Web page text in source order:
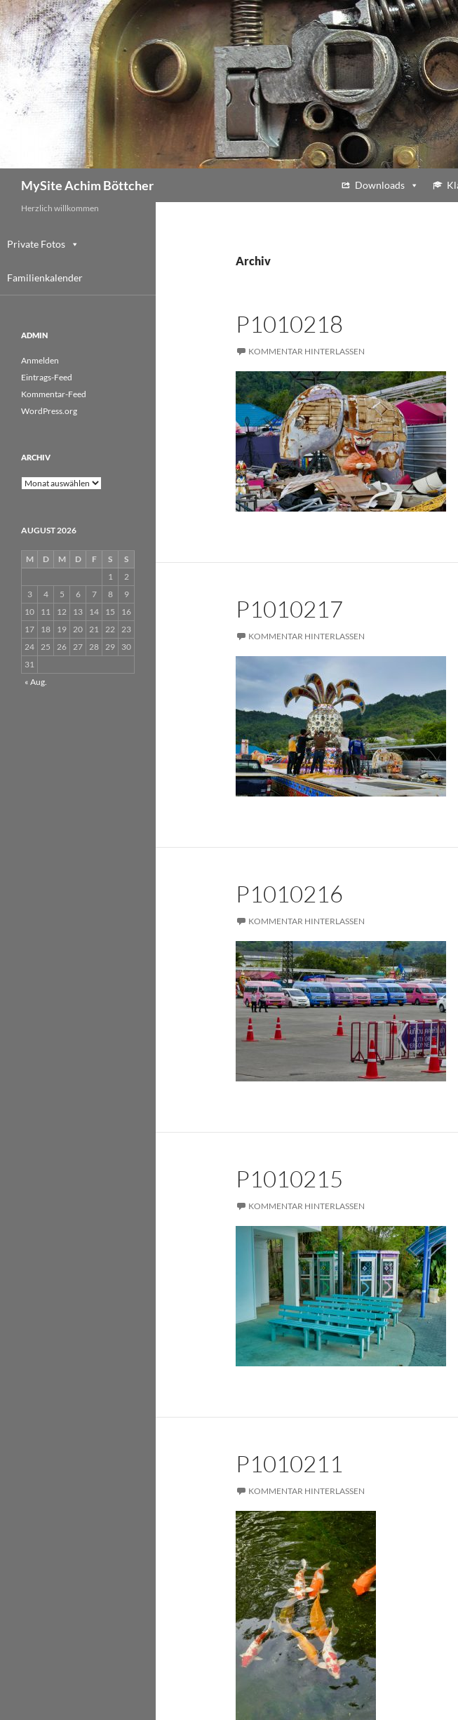
Zum
Inhalt
springen
MySite Achim Böttcher Downloads
Archiv
P1010218
KOMMENTAR HINTERLASSEN
P1010217
KOMMENTAR HINTERLASSEN
P1010216
KOMMENTAR HINTERLASSEN
P1010215
KOMMENTAR HINTERLASSEN
P1010211
KOMMENTAR HINTERLASSEN
Herzlich willkommen
Private Fotos
Familienkalender
ADMIN
Anmelden
Eintrags-Feed
Kommentar-Feed
WordPress.org
ARCHIV
Archiv
AUGUST 2026
M D M D F S
S
1
2
3
4 5 6 7 8
9
10
11 12 13 14 15
16
17
18 19 20 21 22 23
24 25 26 27 28 29
30
31
« Aug.